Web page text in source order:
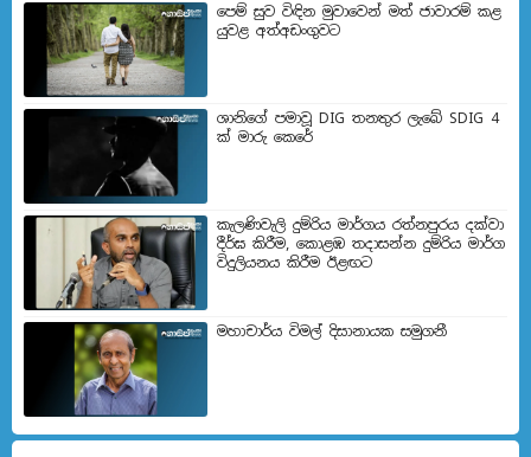
පෙම් සුව විඳින මුවාවෙන් මත් ජාවාරම් කළ
යුවළ අත්අඩංගුවට
ශානිගේ පමාවූ DIG තනතුර ලැබේ SDIG 4
ක් මාරු කෙරේ
කැලණිවැලි දුම්රිය මාර්ගය රත්නපුරය දක්වා
දීර්ඝ කිරීම, කොළඹ තදාසන්න දුම්රිය මාර්ග
විදුලියනය කිරීම ඊළඟ​ට
මහාචාර්ය විමල් දිසානායක සමුගනී